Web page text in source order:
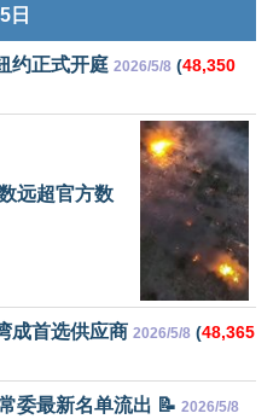
日
约正式开庭 2026/5/8 (48,350
远超官方数
成首选供应商 2026/5/8 (48,365
委最新名单流出 📝 2026/5/8